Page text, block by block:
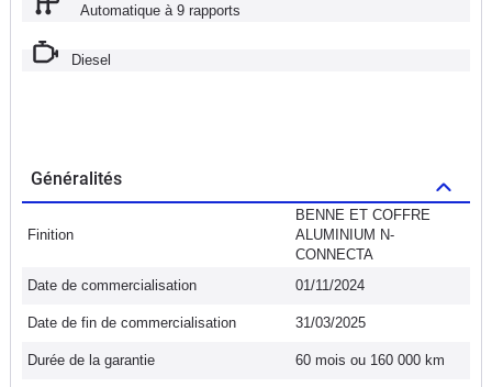
Automatique à 9 rapports
Diesel
Généralités
Finition
BENNE ET COFFRE
ALUMINIUM N-
CONNECTA
Date de commercialisation
01/11/2024
Date de fin de commercialisation 31/03/2025
Durée de la garantie 60 mois ou 160 000 km